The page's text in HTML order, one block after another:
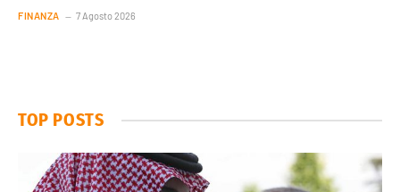
FINANZA 7 Agosto 2026
TOP POSTS